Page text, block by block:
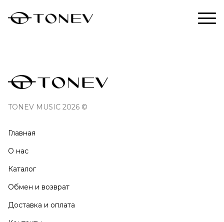
TONEV MUSIC 2026 ©
Главная
О нас
Каталог
Обмен и возврат
Доставка и оплата